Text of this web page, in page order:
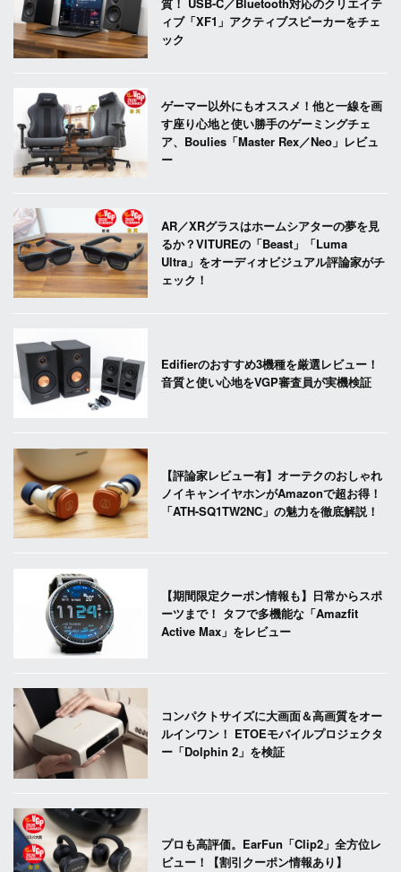
質！ USB-C／Bluetooth対応のクリエイテ
ィブ「XF1」アクティブスピーカーをチェ
ック
ゲーマー以外にもオススメ！他と一線を画
す座り心地と使い勝手のゲーミングチェ
ア、Boulies「Master Rex／Neo」レビュ
ー
AR／XRグラスはホームシアターの夢を見
るか？VITUREの「Beast」「Luma
Ultra」をオーディオビジュアル評論家がチ
ェック！
Edifierのおすすめ3機種を厳選レビュー！
音質と使い心地をVGP審査員が実機検証
【評論家レビュー有】オーテクのおしゃれ
ノイキャンイヤホンがAmazonで超お得！
「ATH-SQ1TW2NC」の魅力を徹底解説！
【期間限定クーポン情報も】日常からスポ
ーツまで！ タフで多機能な「Amazfit
Active Max」をレビュー
コンパクトサイズに大画面＆高画質をオー
ルインワン！ ETOEモバイルプロジェクタ
ー「Dolphin 2」を検証
プロも高評価。EarFun「Clip2」全方位レ
ビュー！【割引クーポン情報あり】